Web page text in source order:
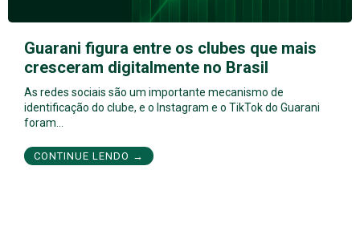
Guarani figura entre os clubes que mais
cresceram digitalmente no Brasil
As redes sociais são um importante mecanismo de
identificação do clube, e o Instagram e o TikTok do Guarani
foram…
CONTINUE LENDO →